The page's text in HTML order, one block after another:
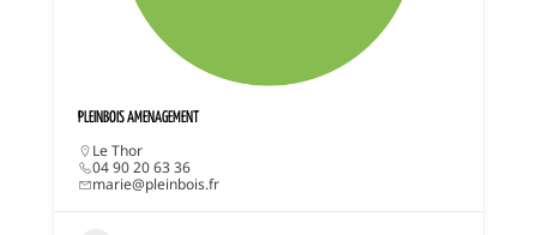
PLEINBOIS AMENAGEMENT
Le Thor
04 90 20 63 36
marie@pleinbois.fr